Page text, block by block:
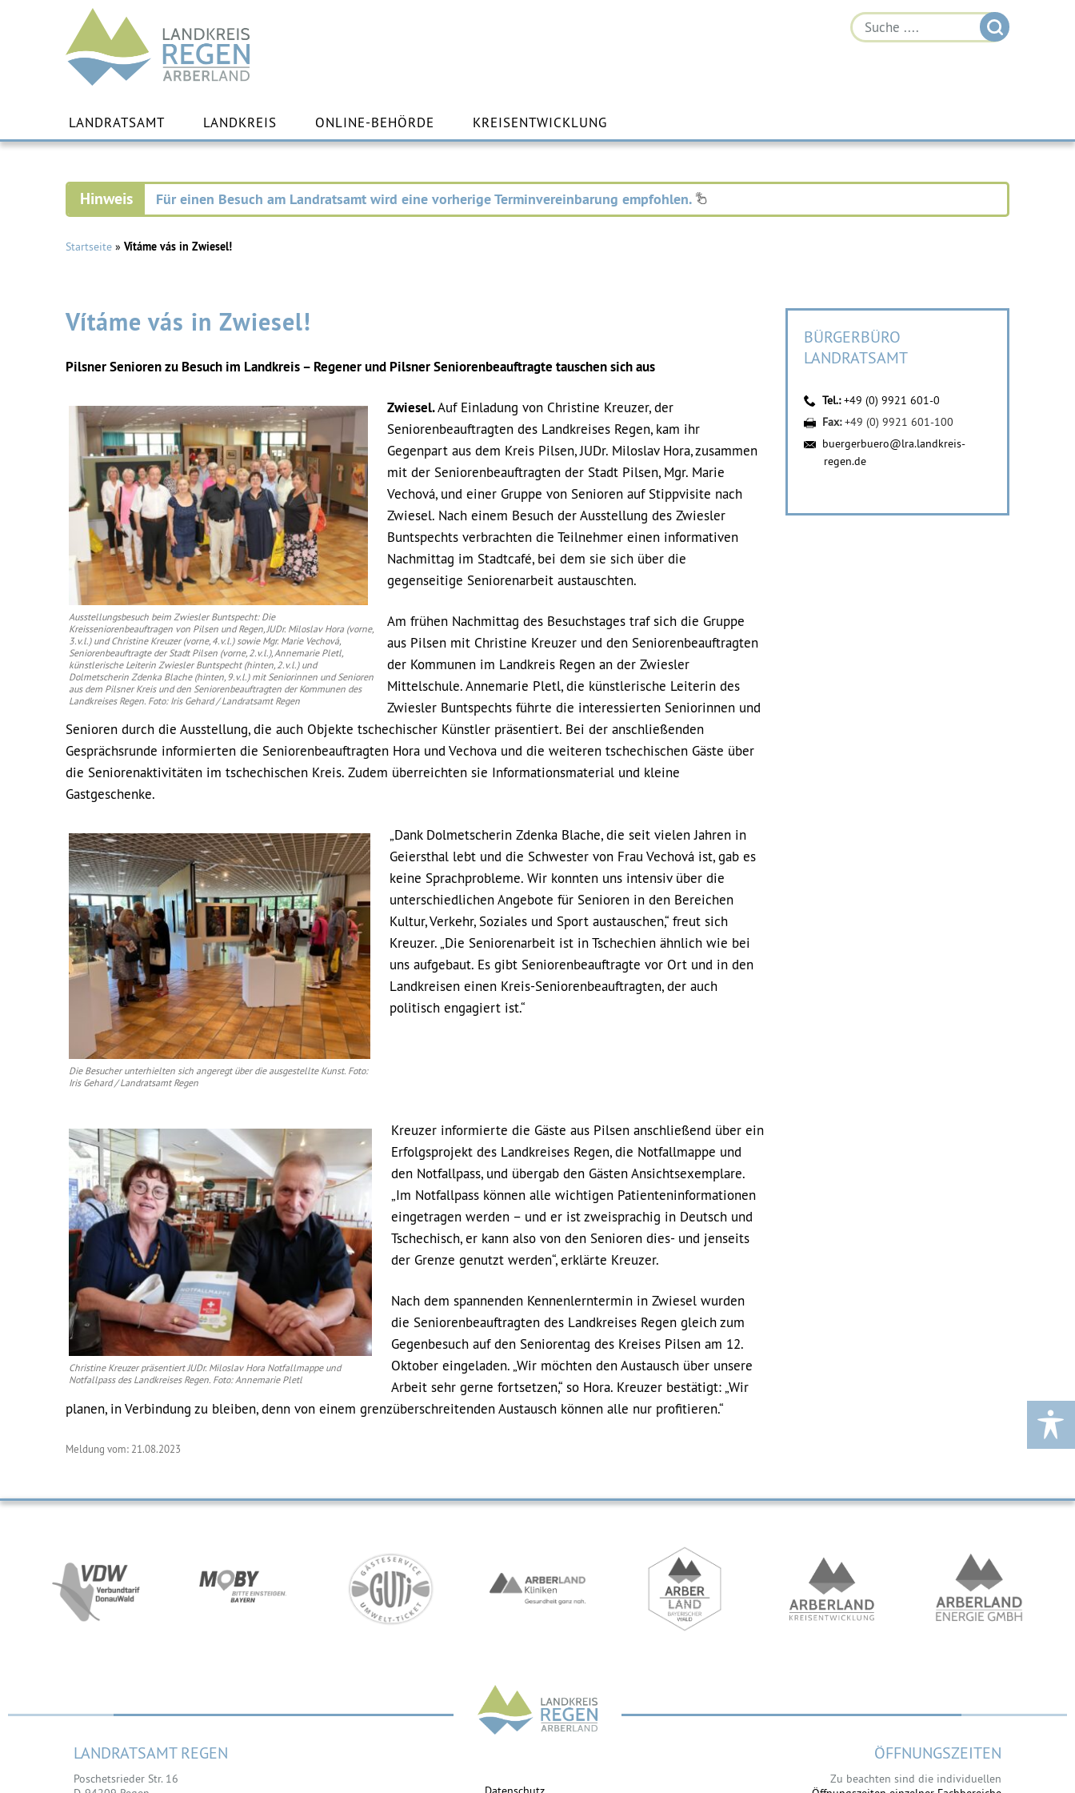
Landkreis
Regen
Inhalt
springen
LANDRATSAMT LANDKREIS ONLINE-BEHÖRDE KREISENTWICKLUNG
Für einen Besuch am Landratsamt wird eine vorherige Terminvereinbarung empfohlen.
Startseite » Vítáme vás in Zwiesel!
Vítáme vás in Zwiesel!
Pilsner Senioren zu Besuch im Landkreis – Regener und Pilsner Seniorenbeauftragte tauschen sich aus
Ausstellungsbesuch beim Zwiesler Buntspecht: Die
Kreisseniorenbeauftragen von Pilsen und Regen, JUDr. Miloslav Hora (vorne,
3.v.l.) und Christine Kreuzer (vorne, 4.v.l.) sowie Mgr. Marie Vechová,
Seniorenbeauftragte der Stadt Pilsen (vorne, 2.v.l.), Annemarie Pletl,
künstlerische Leiterin Zwiesler Buntspecht (hinten, 2.v.l.) und
Dolmetscherin Zdenka Blache (hinten, 9.v.l.) mit Seniorinnen und Senioren
aus dem Pilsner Kreis und den Seniorenbeauftragten der Kommunen des
Landkreises Regen. Foto: Iris Gehard / Landratsamt Regen
Zwiesel.Auf Einladung von Christine Kreuzer, der
Seniorenbeauftragten des Landkreises Regen, kam ihr
Gegenpart aus dem Kreis Pilsen, JUDr. Miloslav Hora, zusammen
mit der Seniorenbeauftragten der Stadt Pilsen, Mgr. Marie
Vechová, und einer Gruppe von Senioren auf Stippvisite nach
Zwiesel. Nach einem Besuch der Ausstellung des Zwiesler
Buntspechts verbrachten die Teilnehmer einen informativen
Nachmittag im Stadtcafé, bei dem sie sich über die
gegenseitige Seniorenarbeit austauschten.
Am frühen Nachmittag des Besuchstages traf sich die Gruppe
aus Pilsen mit Christine Kreuzer und den Seniorenbeauftragten
der Kommunen im Landkreis Regen an der Zwiesler
Mittelschule. Annemarie Pletl, die künstlerische Leiterin des
Zwiesler Buntspechts führte die interessierten Seniorinnen und
Senioren durch die Ausstellung, die auch Objekte tschechischer Künstler präsentiert. Bei der anschließenden
Gesprächsrunde informierten die Seniorenbeauftragten Hora und Vechova und die weiteren tschechischen Gäste über
die Seniorenaktivitäten im tschechischen Kreis. Zudem überreichten sie Informationsmaterial und kleine
Gastgeschenke.
Die Besucher unterhielten sich angeregt über die ausgestellte Kunst. Foto:
Iris Gehard / Landratsamt Regen
„Dank Dolmetscherin Zdenka Blache, die seit vielen Jahren in
Geiersthal lebt und die Schwester von Frau Vechová ist, gab es
keine Sprachprobleme. Wir konnten uns intensiv über die
unterschiedlichen Angebote für Senioren in den Bereichen
Kultur, Verkehr, Soziales und Sport austauschen,“ freut sich
Kreuzer. „Die Seniorenarbeit ist in Tschechien ähnlich wie bei
uns aufgebaut. Es gibt Seniorenbeauftragte vor Ort und in den
Landkreisen einen Kreis-Seniorenbeauftragten, der auch
politisch engagiert ist.“
Christine Kreuzer präsentiert JUDr. Miloslav Hora Notfallmappe und
Notfallpass des Landkreises Regen. Foto: Annemarie Pletl
Kreuzer informierte die Gäste aus Pilsen anschließend über ein
Erfolgsprojekt des Landkreises Regen, die Notfallmappe und
den Notfallpass, und übergab den Gästen Ansichtsexemplare.
„Im Notfallpass können alle wichtigen Patienteninformationen
eingetragen werden – und er ist zweisprachig in Deutsch und
Tschechisch, er kann also von den Senioren dies- und jenseits
der Grenze genutzt werden“, erklärte Kreuzer.
Nach dem spannenden Kennenlerntermin in Zwiesel wurden
die Seniorenbeauftragten des Landkreises Regen gleich zum
Gegenbesuch auf den Seniorentag des Kreises Pilsen am 12.
Oktober eingeladen. „Wir möchten den Austausch über unsere
Arbeit sehr gerne fortsetzen,“ so Hora. Kreuzer bestätigt: „Wir
planen, in Verbindung zu bleiben, denn von einem grenzüberschreitenden Austausch können alle nur profitieren.“
Meldung vom: 21.08.2023
BÜRGERBÜRO
LANDRATSAMT
Tel.:+49 (0) 9921 601-0
Fax:+49 (0) 9921 601-100
buergerbuero@lra.landkreis-
regen.de
LANDRATSAMT REGEN
Poschetsrieder Str. 16
ÖFFNUNGSZEITEN
Zu beachten sind die individuellen